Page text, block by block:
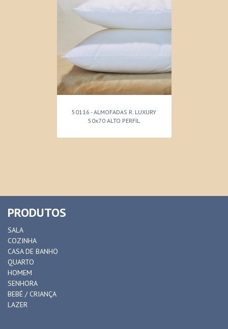
50116 - ALMOFADAS R. LUXURY
50x70 ALTO PERFIL
PRODUTOS
SALA
COZINHA
CASA DE BANHO
QUARTO
HOMEM
SENHORA
BEBÉ / CRIANÇA
LAZER